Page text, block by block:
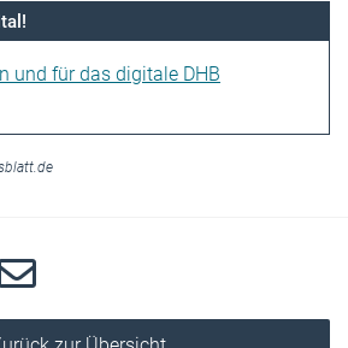
und für das digitale DHB